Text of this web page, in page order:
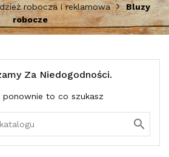
robocza i reklamowa
Bluzy
robocze
Za Niedogodności.
ponownie to co szukasz
